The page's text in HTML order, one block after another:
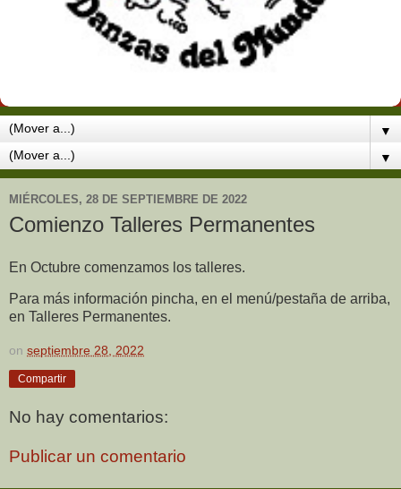
▼
▼
MIÉRCOLES, 28 DE SEPTIEMBRE DE 2022
Comienzo Talleres Permanentes
En Octubre comenzamos los talleres.
Para más información pincha, en el menú/pestaña de arriba,
en Talleres Permanentes.
on septiembre 28, 2022
Compartir
No hay comentarios:
Publicar un comentario